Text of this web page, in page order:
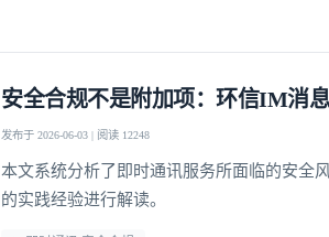
安全合规不是附加项：环信IM消
发布于 2026-06-03 | 阅读 12248
本文系统分析了即时通讯服务所面临的安全
的实践经验进行解读。